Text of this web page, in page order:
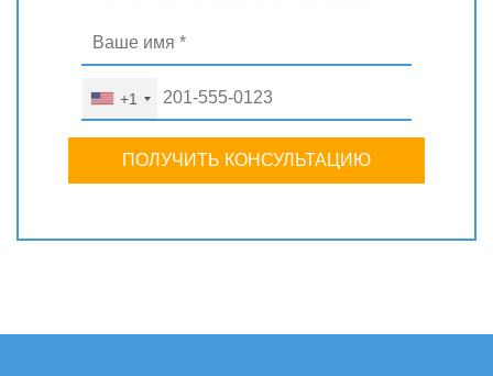
+1
ПОЛУЧИТЬ КОНСУЛЬТАЦИЮ